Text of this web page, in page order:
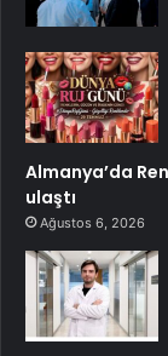
Almanya’da
ulaştı
Ağustos 6, 2026